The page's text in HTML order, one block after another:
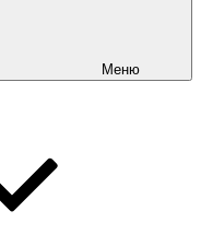
Меню